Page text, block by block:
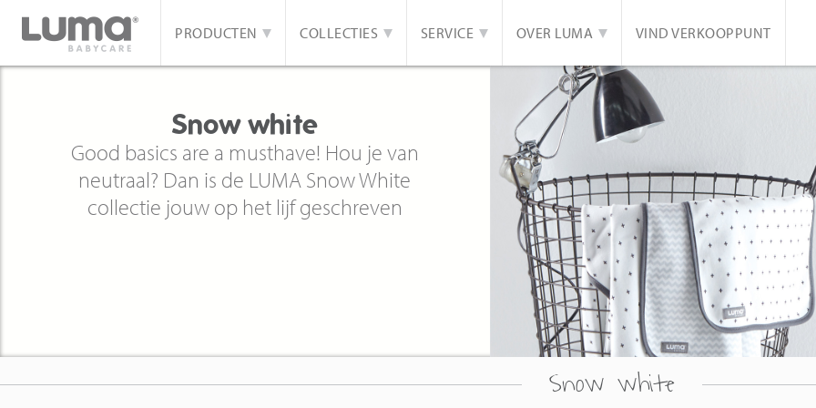
PRODUCTEN COLLECTIES SERVICE OVER LUMA VIND VERKOOPPUNT
Snow white
Good basics are a musthave! Hou je van
neutraal? Dan is de LUMA Snow White
collectie jouw op het lijf geschreven
Snow white